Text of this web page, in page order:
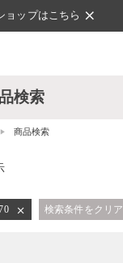
ョップはこちら clear
検索
商品検索
close 検索条件をクリア